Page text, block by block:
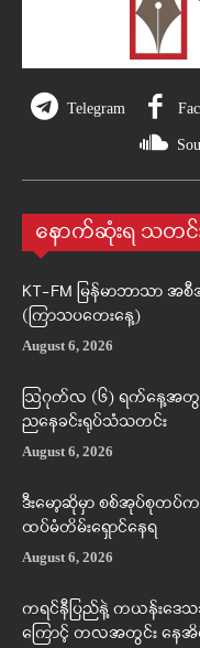
Telegram
နောက်ဆုံးရ သတင်း
KT-FM မြန်မာဘာသာ
(ကြာသပတေးနေ့)
August 6, 2026
ဩဂုတ်လ (၆) ရက်နေ့အတွက်
ညနေခင်းရုပ်သံသတင်း
August 6, 2026
ဒီးမော့ဆိုမှာ စစ်အုပ်စုတပ်
ထပ်မံတိမ်းရှောင်နေရ
August 6, 2026
ကရင်နီပြည်နဲ့ ကယန်းဒ
ကြောင့် တလအတွင်း နေအိမ်